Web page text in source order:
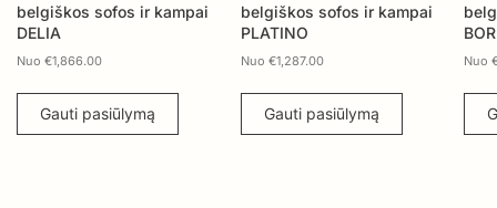
belgiškos sofos ir kampai
PLATINO
Nuo €1,287.00
Gauti pasiūlymą
belgiškos sofos ir kampai
BORRA
Nuo €1,769.00
Gauti pasiūlymą